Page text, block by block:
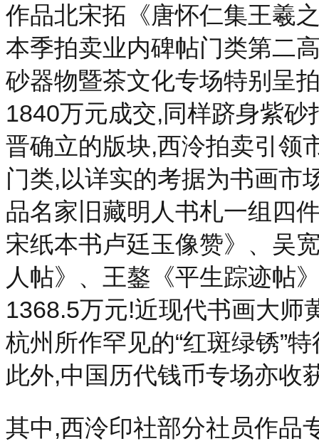
作品北宋拓《唐怀仁集王羲
本季拍卖业内碑帖门类第二
砂器物暨茶文化专场特别呈
1840万元成交,同样跻身紫
晋确立的版块,西泠拍卖引领
门类,以详实的考据为书画市
品名家旧藏明人书札一组四
宋纸本书卢廷玉像赞》、吴
人帖》、王鏊《平生踪迹帖
1368.5万元!近现代书画大师
杭州所作罕见的“红斑绿锈”
此外,中国历代钱币专场亦收
其中,西泠印社部分社员作品